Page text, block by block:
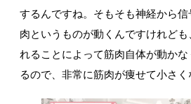
するんですね。そもそも神経から
肉というものが動くんですけれど
れることによって筋肉自体が動か
るので、非常に筋肉が痩せて小さく